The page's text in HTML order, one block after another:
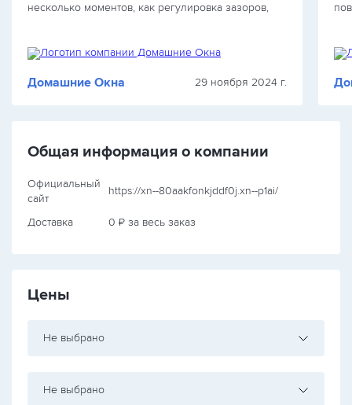
несколько моментов, как регулировка зазоров,
Домашние Окна 29 ноября 2024 г.
Общая информация о компании
Официальный
сайт
https://xn--80aakfonkjddf0j.xn--p1ai/
Доставка 0 ₽ за весь заказ
Цены
Не выбрано
Не выбрано